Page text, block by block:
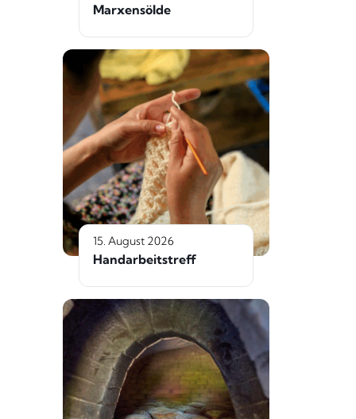
Marxensölde
15. August 2026
Handarbeitstreff